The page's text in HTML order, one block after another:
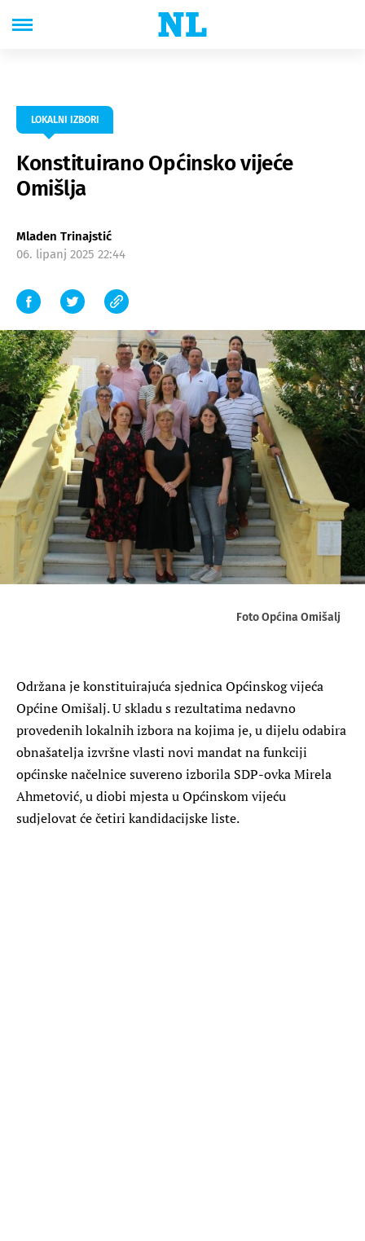
LOKALNI IZBORI
Konstituirano Općinsko vijeće
Omišlja
Mladen Trinajstić
06. lipanj 2025 22:44
Foto Općina Omišalj
Održana je konstituirajuća sjednica Općinskog vijeća
Općine Omišalj. U skladu s rezultatima nedavno
provedenih lokalnih izbora na kojima je, u dijelu odabira
obnašatelja izvršne vlasti novi mandat na funkciji
općinske načelnice suvereno izborila SDP-ovka Mirela
Ahmetović, u diobi mjesta u Općinskom vijeću
sudjelovat će četiri kandidacijske liste.